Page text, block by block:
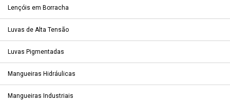
Lençóis em Borracha
Luvas de Alta Tensão
Luvas Pigmentadas
Mangueiras Hidráulicas
Mangueiras Industriais